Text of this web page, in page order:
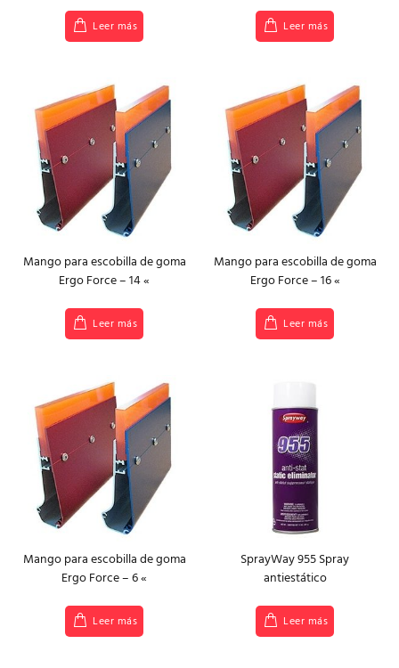
Leer más Leer más
Mango para escobilla de goma
Ergo Force – 14 «
Leer más
Mango para escobilla de goma
Ergo Force – 16 «
Leer más
Mango para escobilla de goma
Ergo Force – 6 «
Leer más
SprayWay 955 Spray
antiestático
Leer más